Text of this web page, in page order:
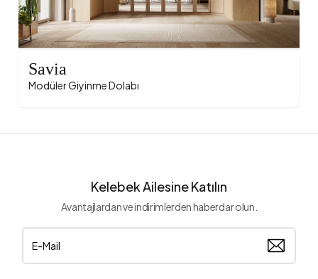
Savia
Modüler Giyinme Dolabı
Kelebek Ailesine Katılın
Avantajlardan ve indirimlerden haberdar olun.